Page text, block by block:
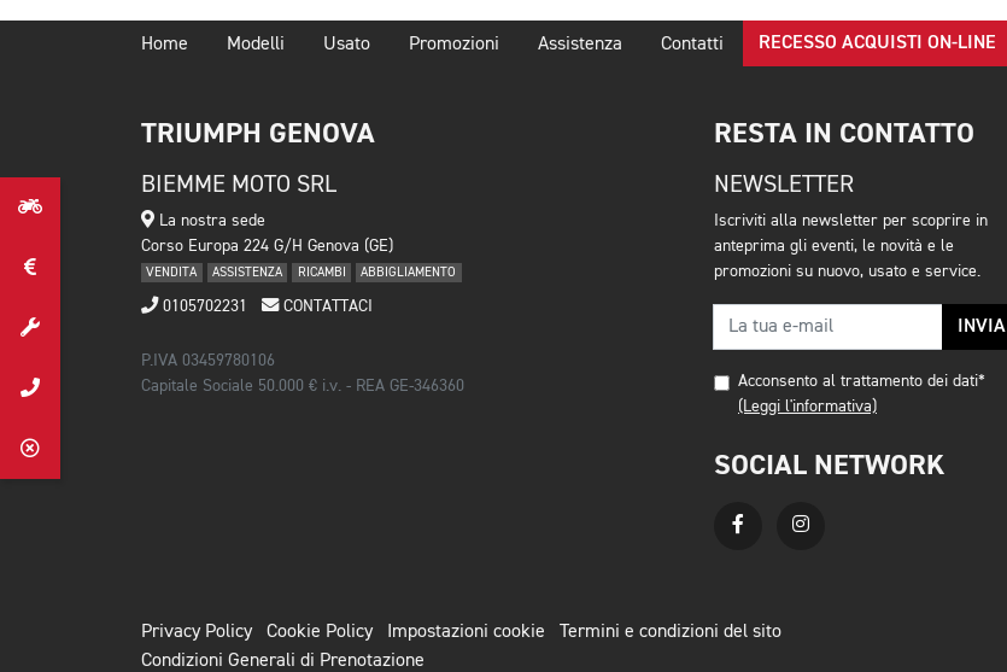
Home Modelli Usato Promozioni Assistenza Contatti RECESSO ACQUISTI ON-LINE
TRIUMPH GENOVA
BIEMME MOTO SRL
La nostra sede
Corso Europa 224 G/H Genova (GE)
VENDITA ASSISTENZA RICAMBI ABBIGLIAMENTO
0105702231 CONTATTACI
P.IVA 03459780106
Capitale Sociale 50.000 € i.v. - REA GE-346360
RESTA IN CONTATTO
NEWSLETTER
Iscriviti alla newsletter per scoprire in
anteprima gli eventi, le novità e le
promozioni su nuovo, usato e service.
INVIA
Acconsento al trattamento dei dati*
(Leggi l'informativa)
SOCIAL NETWORK
Privacy Policy Cookie Policy Impostazioni cookie
Termini e condizioni del sito
Condizioni Generali di Prenotazione